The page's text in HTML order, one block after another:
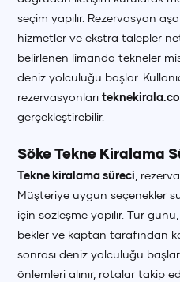
seçim yapılır. Rezervasyon
hizmetler ve ekstra talepler
belirlenen limanda tekneler
deniz yolculuğu başlar.
rezervasyonları
gerçekleştirebilir.
Söke Tekne Kiralama
Tekne kiralama süreci ,
Müşteriye uygun seçenekler
için sözleşme yapılır. Tur
bekler ve kaptan tarafından
sonrası deniz yolculuğu
önlemleri alınır, rotalar takip